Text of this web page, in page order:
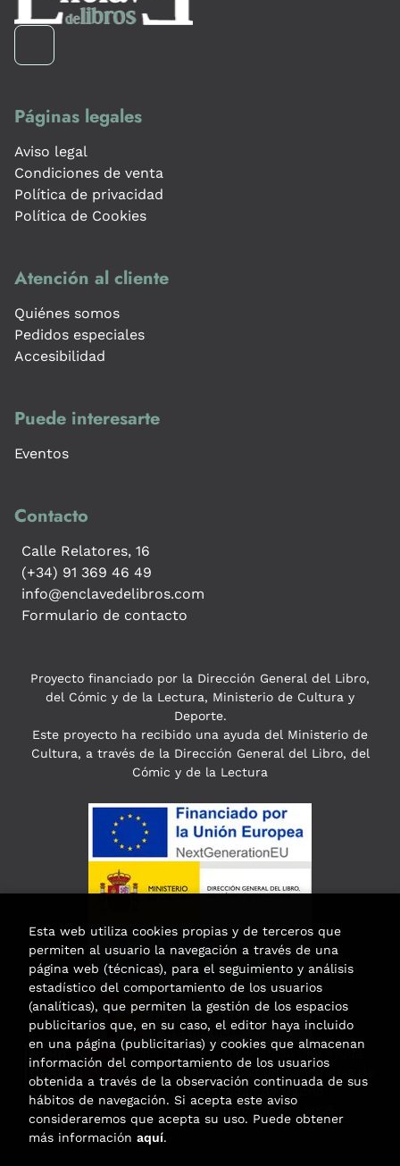
Páginas legales
Aviso legal
Condiciones de venta
Política de privacidad
Política de Cookies
Atención al cliente
Quiénes somos
Pedidos especiales
Accesibilidad
Puede interesarte
Eventos
Contacto
Calle Relatores, 16
(+34) 91 369 46 49
info@enclavedelibros.com
Formulario de contacto
Proyecto financiado por la Dirección General del Libro,
del Cómic y de la Lectura, Ministerio de Cultura y
Deporte.
Este proyecto ha recibido una ayuda del Ministerio de
Cultura, a través de la Dirección General del Libro, del
Cómic y de la Lectura
Esta actividad ha recibido una ayuda
para la modernización de las librerías de
la Comunidad de Madrid
correspondiente al año 2025.
Esta web utiliza cookies propias y de terceros que
permiten al usuario la navegación a través de una
página web (técnicas), para el seguimiento y análisis
estadístico del comportamiento de los usuarios
(analíticas), que permiten la gestión de los espacios
publicitarios que, en su caso, el editor haya incluido
en una página (publicitarias) y cookies que almacenan
información del comportamiento de los usuarios
obtenida a través de la observación continuada de sus
hábitos de navegación. Si acepta este aviso
consideraremos que acepta su uso. Puede obtener
más información aquí.